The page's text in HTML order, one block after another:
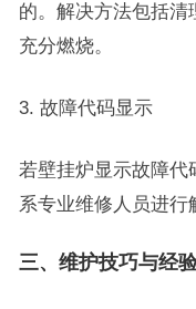
的。解决方法包括清
充分燃烧。
3. 故障代码显示
若壁挂炉显示故障代
系专业维修人员进行
三、维护技巧与经